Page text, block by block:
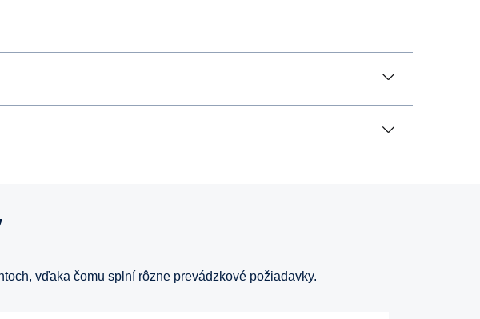
vďaka čomu splní rôzne prevádzkové požiadavky.